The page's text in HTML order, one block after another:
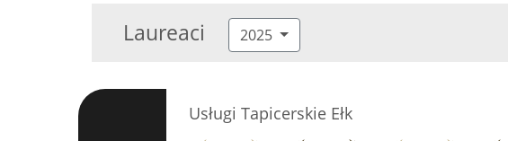
Laureaci 2025
Usługi Tapicerskie Ełk